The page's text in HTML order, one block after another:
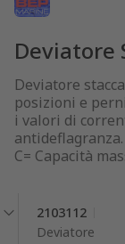
Deviatore
Deviatore
posizioni e
i valori di
antideflagranza.
C= Capacità
2103112
Deviatore